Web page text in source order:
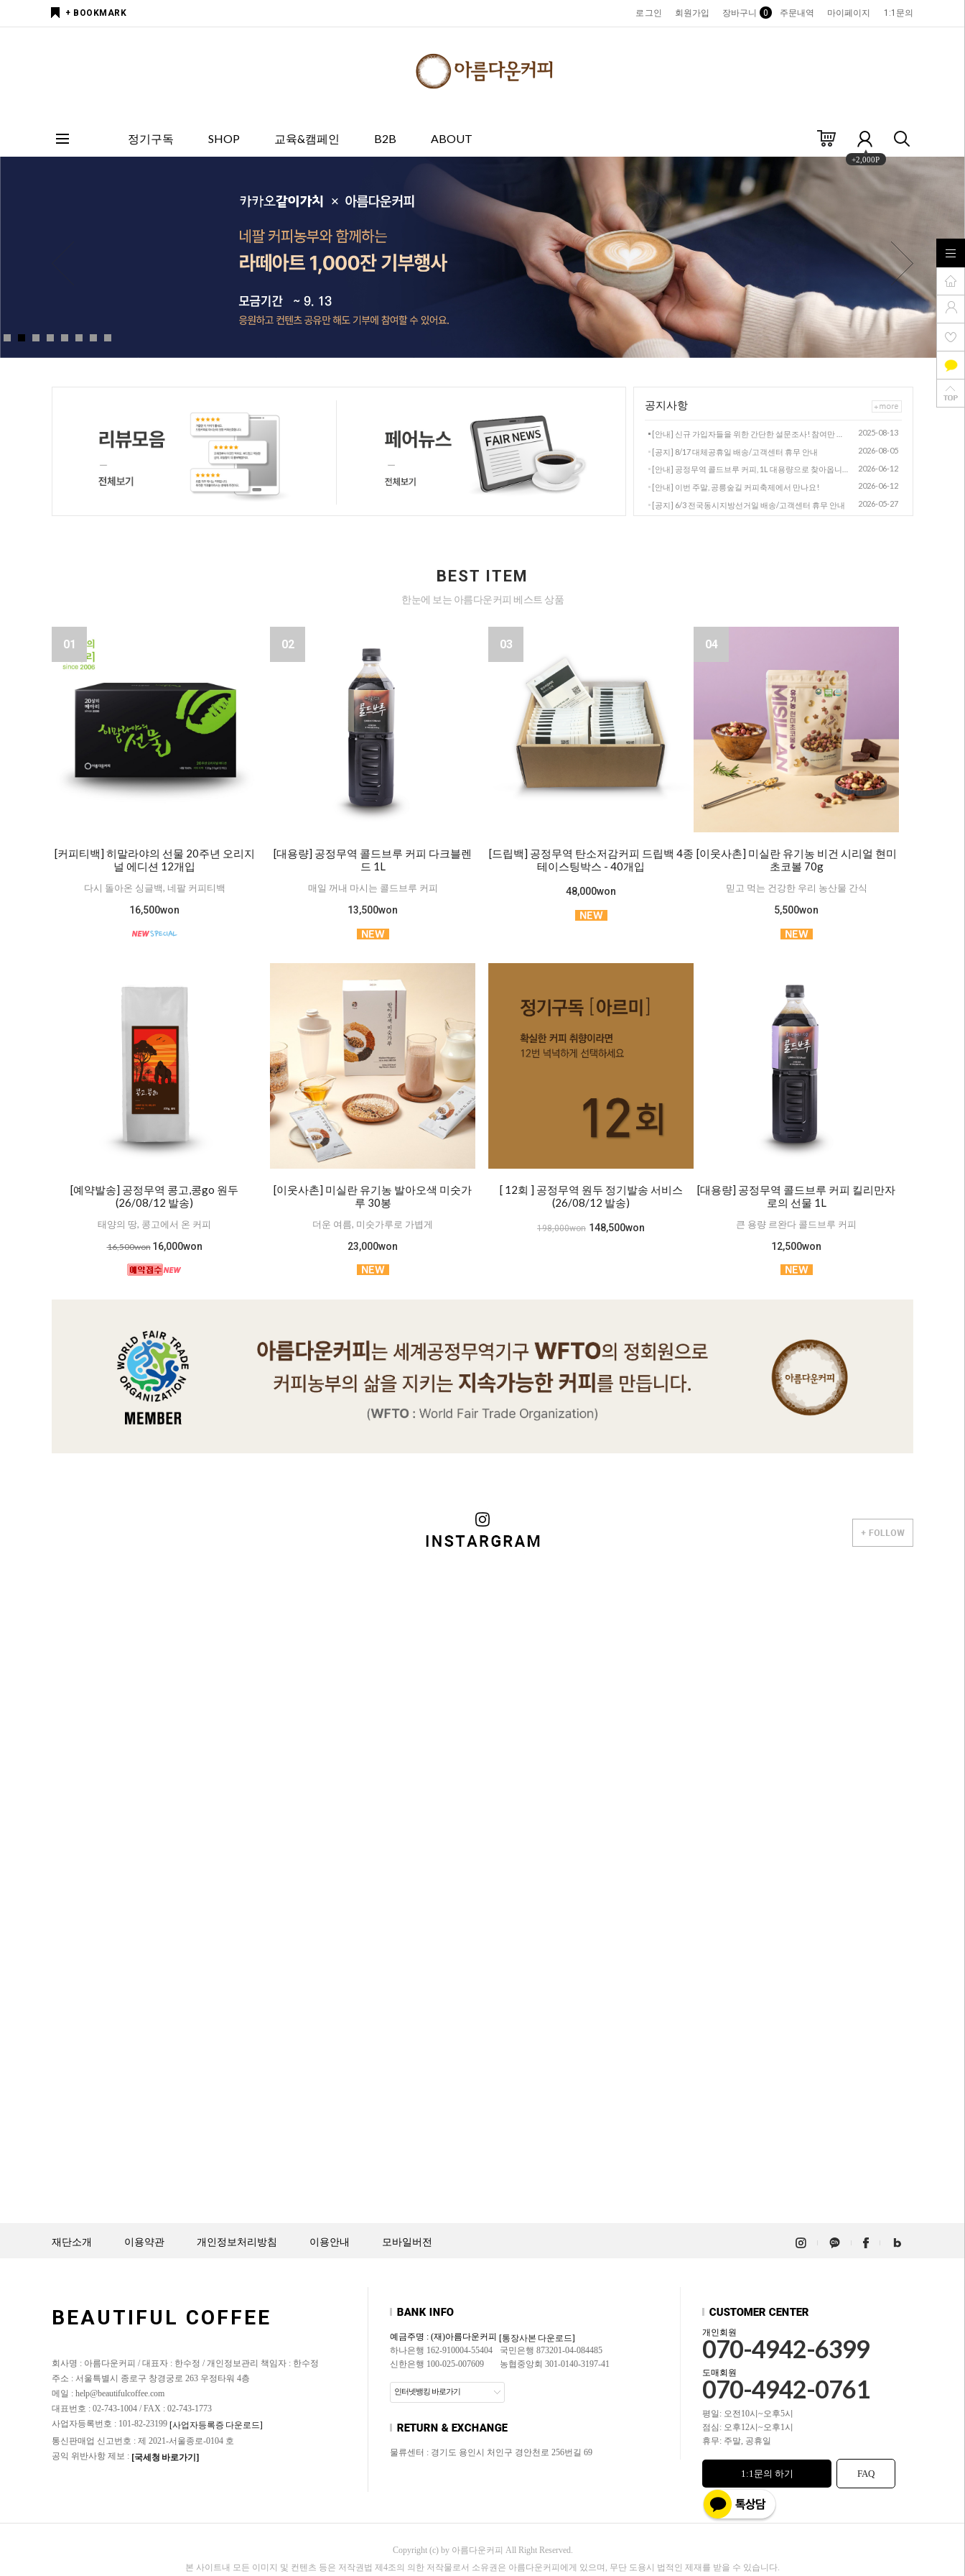
+ BOOKMARK 로그인 회원가입 장바구니 0 주문내역 마이페이지 1:1문의
정기구독 SHOP 교육&캠페인 B2B ABOUT
+2,000P
공지사항
2025-08-13
[공지] 8/17 대체공휴일 배송/고객센터 휴무 안내 2026-08-05
2026-06-12
[안내] 이번 주말, 공릉숲길 커피축제에서 만나요! 2026-06-12
[공지] 6/3 전국동시지방선거일 배송/고객센터 휴무 안내 2026-05-27
BEST ITEM
한눈에 보는 아름다운커피 베스트 상품
01
[커피티백] 히말라야의 선물 20주년 오리지
널 에디션 12개입
다시 돌아온 싱글백, 네팔 커피티백
16,500won
02
[대용량] 공정무역 콜드브루 커피 다크블렌
드 1L
매일 꺼내 마시는 콜드브루 커피
13,500won
03
[드립백] 공정무역 탄소저감커피 드립백 4종
테이스팅박스 - 40개입
48,000won
04
[이웃사촌] 미실란 유기농 비건 시리얼 현미
초코볼 70g
믿고 먹는 건강한 우리 농산물 간식
5,500won
[예약발송] 공정무역 콩고,콩go 원두
(26/08/12 발송)
태양의 땅, 콩고에서 온 커피
16,500won 16,000won
[이웃사촌] 미실란 유기농 발아오색 미숫가
루 30봉
더운 여름, 미숫가루로 가볍게
23,000won
[ 12회 ] 공정무역 원두 정기발송 서비스
(26/08/12 발송)
198,000won 148,500won
[대용량] 공정무역 콜드브루 커피 킬리만자
로의 선물 1L
큰 용량 르완다 콜드브루 커피
12,500won
재단소개 이용약관 개인정보처리방침 이용안내 모바일버전
BEAUTIFUL COFFEE
회사명 : 아름다운커피 / 대표자 : 한수정 / 개인정보관리 책임자 : 한수정
주소 : 서울특별시 종로구 창경궁로 263 우정타워 4층
메일 : help@beautifulcoffee.com
대표번호 : 02-743-1004 / FAX : 02-743-1773
사업자등록번호 : 101-82-23199 [사업자등록증 다운로드]
통신판매업 신고번호 : 제 2021-서울종로-0104 호
공익 위반사항 제보 : [국세청 바로가기]
예금주명 : (재)아름다운커피 [통장사본 다운로드]
하나은행 162-910004-55404
국민은행 873201-04-084485
신한은행 100-025-007609
농협중앙회 301-0140-3197-41
인터넷뱅킹 바로가기
물류센터 : 경기도 용인시 처인구 경안천로 256번길 69
개인회원
070-4942-6399
도매회원
070-4942-0761
평일: 오전10시~오후5시
점심: 오후12시~오후1시
휴무: 주말, 공휴일
1:1문의 하기 FAQ
Copyright (c) by 아름다운커피 All Right Reserved.
본 사이트내 모든 이미지 및 컨텐츠 등은 저작권법 제4조의 의한 저작물로서 소유권은 아름다운커피에게 있으며, 무단 도용시 법적인 제재를 받을 수 있습니다.